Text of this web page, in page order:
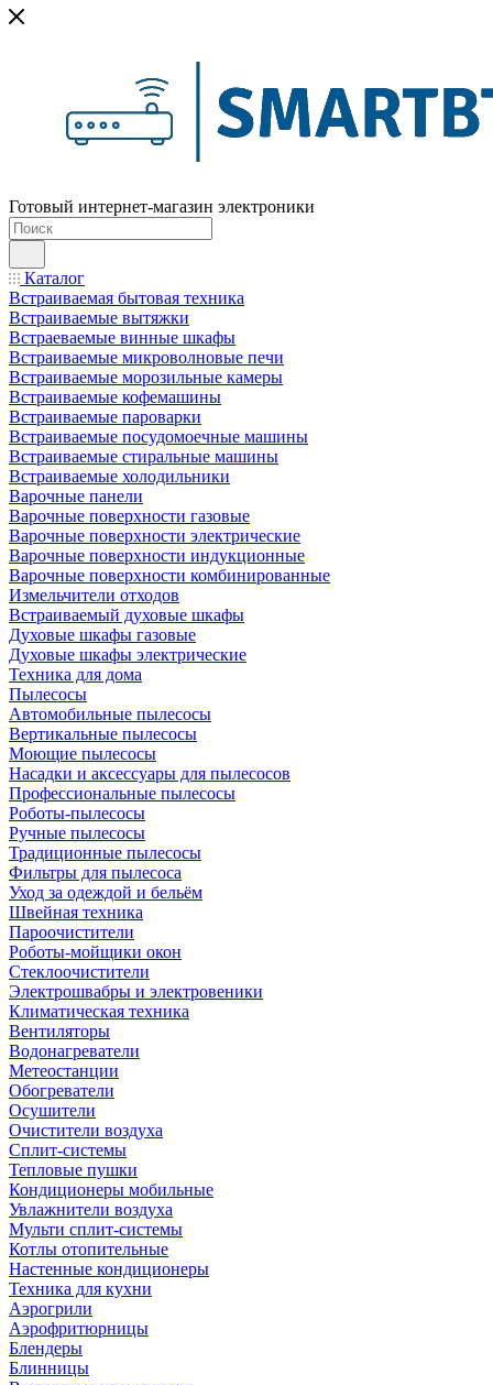
Готовый интернет-магазин электроники
Каталог
Встраиваемая бытовая техника
Встраиваемые вытяжки
Встраеваемые винные шкафы
Встраиваемые микроволновые печи
Встраиваемые морозильные камеры
Встраиваемые кофемашины
Встраиваемые пароварки
Встраиваемые посудомоечные машины
Встраиваемые стиральные машины
Встраиваемые холодильники
Варочные панели
Варочные поверхности газовые
Варочные поверхности электрические
Варочные поверхности индукционные
Варочные поверхности комбинированные
Измельчители отходов
Встраиваемый духовые шкафы
Духовые шкафы газовые
Духовые шкафы электрические
Техника для дома
Пылесосы
Автомобильные пылесосы
Вертикальные пылесосы
Моющие пылесосы
Насадки и аксессуары для пылесосов
Профессиональные пылесосы
Роботы-пылесосы
Ручные пылесосы
Традиционные пылесосы
Фильтры для пылесоса
Уход за одеждой и бельём
Швейная техника
Пароочистители
Роботы-мойщики окон
Стеклоочистители
Электрошвабры и электровеники
Климатическая техника
Вентиляторы
Водонагреватели
Метеостанции
Обогреватели
Осушители
Очистители воздуха
Сплит-системы
Тепловые пушки
Кондиционеры мобильные
Увлажнители воздуха
Мульти сплит-системы
Котлы отопительные
Настенные кондиционеры
Техника для кухни
Аэрогрили
Аэрофритюрницы
Блендеры
Блинницы